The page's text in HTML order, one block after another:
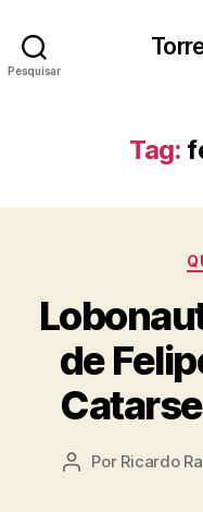
Pesquisar
Tag:
de
Autor
Por Ricardo